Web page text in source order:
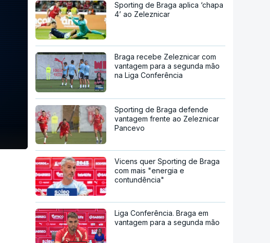
Sporting de Braga aplica ‘chapa
4’ ao Zeleznicar
Braga recebe Zeleznicar com
vantagem para a segunda mão
na Liga Conferência
Sporting de Braga defende
vantagem frente ao Zeleznicar
Pancevo
Vicens quer Sporting de Braga
com mais "energia e
contundência"
Liga Conferência. Braga em
vantagem para a segunda mão